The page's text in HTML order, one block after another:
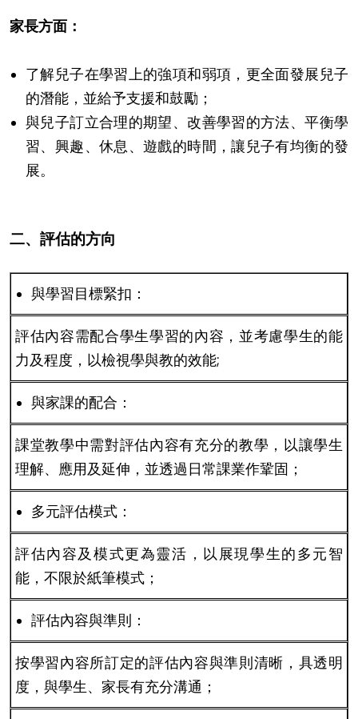
家長方面：
了解兒子在學習上的強項和弱項，更全面發展兒子
的潛能，並給予支援和鼓勵；
與兒子訂立合理的期望、改善學習的方法、平衡學
習、興趣、休息、遊戲的時間，讓兒子有均衡的發
展。
二、評估的方向
與學習目標緊扣：
評估內容需配合學生學習的內容，並考慮學生的能
力及程度，以檢視學與教的效能;
與家課的配合：
課堂教學中需對評估內容有充分的教學，以讓學生
理解、應用及延伸，並透過日常課業作鞏固；
多元評估模式：
評估內容及模式更為靈活，以展現學生的多元智
能，不限於紙筆模式；
評估內容與準則：
按學習內容所訂定的評估內容與準則清晰，具透明
度，與學生、家長有充分溝通；